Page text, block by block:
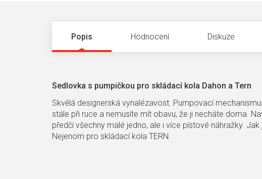
Popis Hodnocení Diskuze
Sedlovka s pumpičkou pro skládací kola Dahon a Tern
Skvělá designerská vynalézavost. Pumpovací
stále při ruce a nemusíte mít obavu, že ji necháte doma.
předčí všechny malé jedno, ale i více pístové náhražky. Jak
Nejenom pro skládací kola TERN.